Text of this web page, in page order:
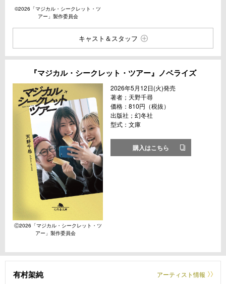
©2026「マジカル・シークレット・ツ
アー」製作委員会
キャスト＆スタッフ
『マジカル・シークレット・ツアー』ノベライズ
Ⓒ2026「マジカル・シークレット・ツ
アー」製作委員会
2026年5月12日(火)発売
著者；天野千尋
価格：810円（税抜）
出版社；幻冬社
型式：文庫
購入はこちら
有村架純 アーティスト情報